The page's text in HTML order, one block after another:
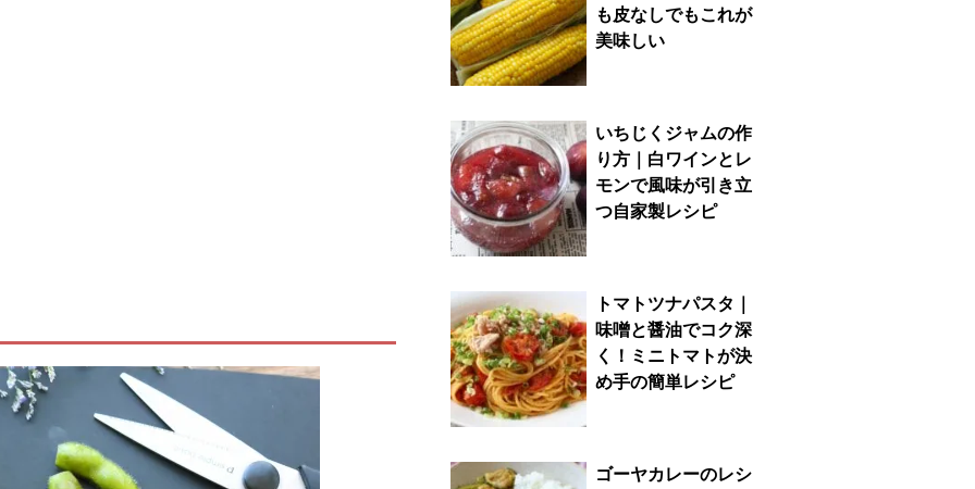
も皮なしでもこれが
美味しい
いちじくジャムの作
り方｜白ワインとレ
モンで風味が引き立
つ自家製レシピ
トマトツナパスタ｜
味噌と醤油でコク深
く！ミニトマトが決
め手の簡単レシピ
ゴーヤカレーのレシ